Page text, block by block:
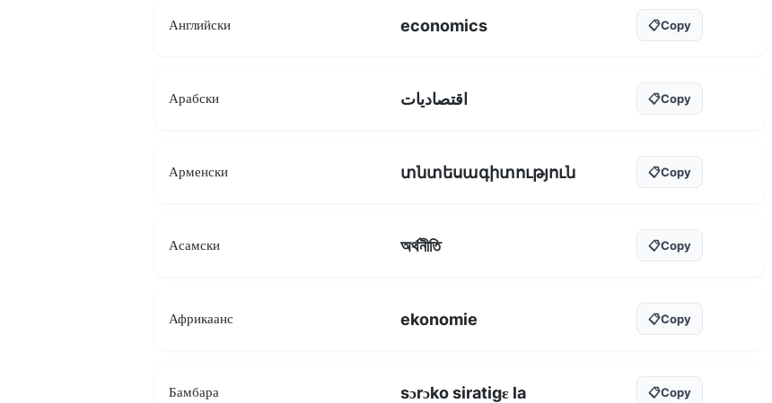
Английски economics 📋Copy
Арабски اقتصاديات 📋Copy
Арменски տնտեսագիտություն 📋Copy
Асамски অৰ্থনীতি 📋Copy
Африкаанс ekonomie 📋Copy
Бамбара sɔrɔko siratigɛ la 📋Copy